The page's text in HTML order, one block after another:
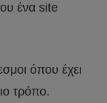
ένα site
όπου έχει
τρόπο.